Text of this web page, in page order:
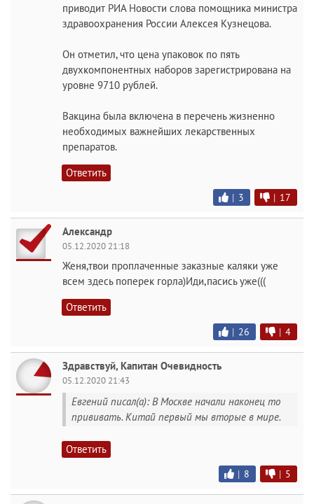
приводит РИА Новости слова помощника министра
здравоохранения России Алексея Кузнецова.
Он отметил, что цена упаковок по пять
двухкомпонентных наборов зарегистрирована на
уровне 9710 рублей.
Вакцина была включена в перечень жизненно
необходимых важнейших лекарственных
препаратов.
Ответить
| 3 | 17
Александр
05.12.2020 21:18
Женя,твои проплаченные заказные каляки уже
всем здесь поперек горла)Иди,пасись уже(((
Ответить
| 26 | 4
Здравствуй, Капитан Очевидность
05.12.2020 21:43
Евгений писал(а): В Москве начали наконец то
прививать. Китай первый мы вторые в мире.
Ответить
| 8 | 5